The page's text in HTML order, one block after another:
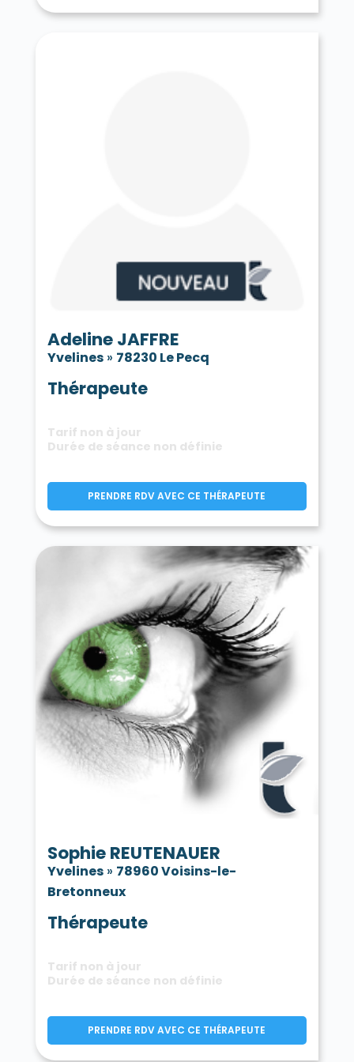
Tessancourt-sur-Aubette 78250
Villepreux 78450
Villette 78930
Villiers-le-Mahieu 78770
Villiers-Saint-Frédéric 78640
Voisins-le-Bretonneux 78960
Adeline JAFFRE
Yvelines» 78230 Le Pecq
Thérapeute
Tarif non à jour
Durée de séance non définie
PRENDRE RDV AVEC CE THÉRAPEUTE
Sophie REUTENAUER
Yvelines» 78960 Voisins-le-
Bretonneux
Thérapeute
Tarif non à jour
Durée de séance non définie
PRENDRE RDV AVEC CE THÉRAPEUTE